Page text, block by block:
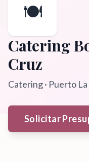
🍽️
Catering
Cruz
Catering· Puerto
Solicitar